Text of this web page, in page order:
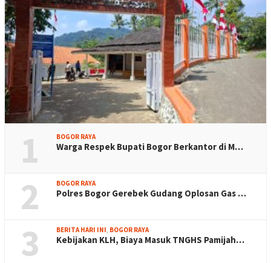
1 BOGOR RAYA
Warga Respek Bupati Bogor Berkantor di M…
2 BOGOR RAYA
Polres Bogor Gerebek Gudang Oplosan Gas …
3 BERITA HARI INI, BOGOR RAYA
Kebijakan KLH, Biaya Masuk TNGHS Pamijah…